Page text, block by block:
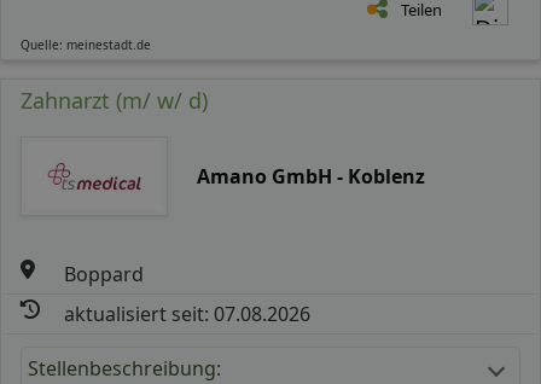
Teilen
Quelle: meinestadt.de
Zahnarzt (m/ w/ d)
Amano GmbH - Koblenz
Boppard
aktualisiert seit: 07.08.2026
Stellenbeschreibung: